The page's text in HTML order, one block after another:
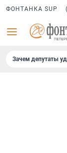
ФОНТАНКА SUP
Зачем депутаты